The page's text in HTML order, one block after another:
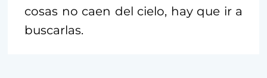
cosas no caen del cielo, hay que ir a
buscarlas.